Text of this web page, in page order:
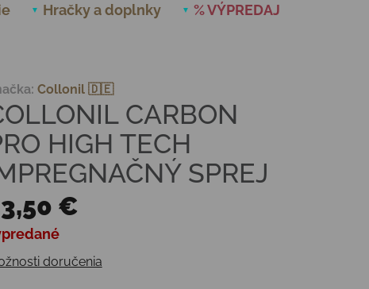
Hračky a doplnky % VÝPREDAJ
CARBON
HIGH TECH
SPREJ
Collonil 🇩🇪
€
cena:
doručenia